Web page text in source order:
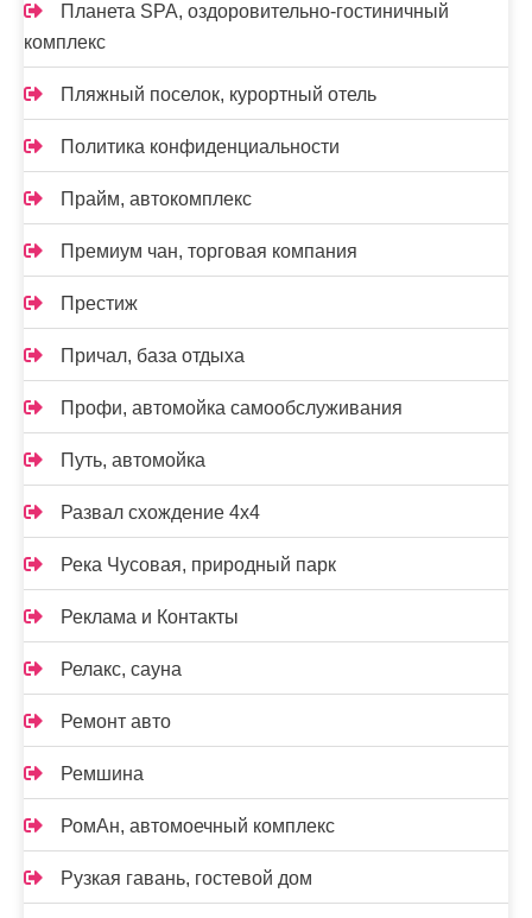
Планета SPA, оздоровительно-гостиничный
комплекс
Пляжный поселок, курортный отель
Политика конфиденциальности
Прайм, автокомплекс
Премиум чан, торговая компания
Престиж
Причал, база отдыха
Профи, автомойка самообслуживания
Путь, автомойка
Развал схождение 4х4
Река Чусовая, природный парк
Реклама и Контакты
Релакс, сауна
Ремонт авто
Ремшина
РомАн, автомоечный комплекс
Рузкая гавань, гостевой дом